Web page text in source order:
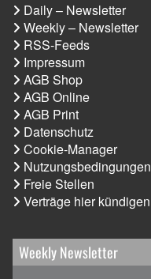
Daily – Newsletter
Weekly – Newsletter
RSS-Feeds
Impressum
AGB Shop
AGB Online
AGB Print
Datenschutz
Cookie-Manager
Nutzungsbedingungen
Freie Stellen
Verträge hier kündigen
Weekly Newsletter